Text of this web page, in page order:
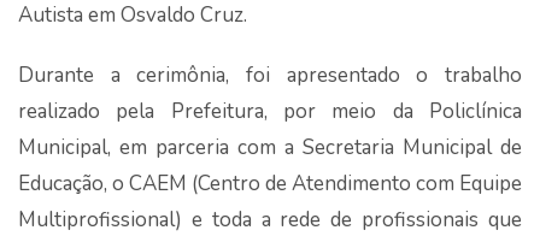
Autista em Osvaldo Cruz.
Durante a cerimônia, foi apresentado o trabalho
realizado pela Prefeitura, por meio da Policlínica
Municipal, em parceria com a Secretaria Municipal de
Educação, o CAEM (Centro de Atendimento com Equipe
Multiprofissional) e toda a rede de profissionais que